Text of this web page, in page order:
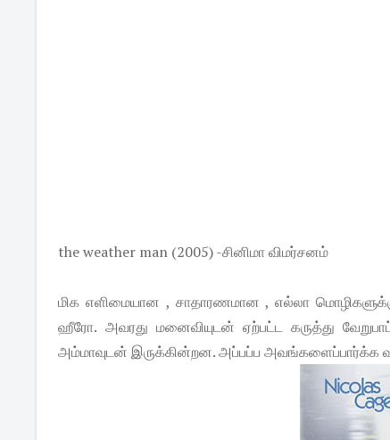
the weather man (2005) -சினிமா விமர்சனம்
மிக எளிமையான , சாதாரணமான , எல்லா
ஹீரோ. அவரது மனைவியுடன் ஏற்பட்ட கருத்து
அம்மாவுடன் இருக்கின்றன. அப்பப்ப அவங்களைப்பார்க்க